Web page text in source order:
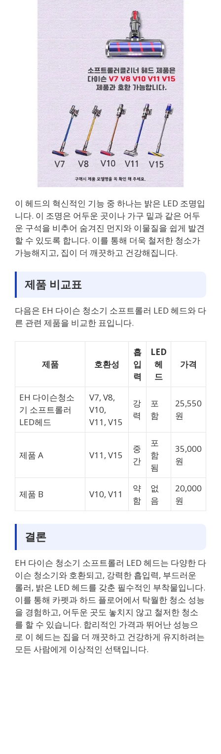
이 헤드의 혁신적인 기능 중 하나는 밝은 LED 조명입
니다. 이 조명은 어두운 곳이나 가구 밑과 같은 어두
운 구석을 비추어 숨겨진 먼지와 이물질을 쉽게 발견
할 수 있도록 합니다. 이를 통해 더욱 철저한 청소가
가능해지고, 집이 더 깨끗하고 건강해집니다.
제품 비교표
다음은 EH 다이슨 청소기 소프트롤러 LED 헤드와 다
른 관련 제품을 비교한 표입니다.
제품 호환성
흡
입
력
LED
헤
드
가격
EH 다이슨청소
기 소프트롤러
LED헤드
V7, V8,
V10,
V11, V15
강
력
포
함
25,550
원
제품 A V11, V15
중
간
포
함
됨
35,000
원
제품 B V10, V11
약
함
없
음
20,000
원
결론
EH 다이슨 청소기 소프트롤러 LED 헤드는 다양한 다
이슨 청소기와 호환되고, 강력한 흡입력, 부드러운
롤러, 밝은 LED 헤드를 갖춘 필수적인 부착물입니다.
이를 통해 카펫과 하드 플로어에서 탁월한 청소 성능
을 경험하고, 어두운 곳도 놓치지 않고 철저한 청소
를 할 수 있습니다. 합리적인 가격과 뛰어난 성능으
로 이 헤드는 집을 더 깨끗하고 건강하게 유지하려는
모든 사람에게 이상적인 선택입니다.